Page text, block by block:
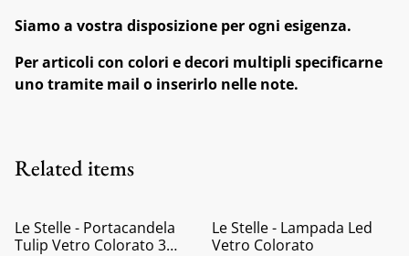
Siamo a vostra disposizione per ogni esigenza.
Per articoli con colori e decori multipli specificarne
uno tramite mail o inserirlo nelle note.
Related items
Le Stelle - Portacandela
Tulip Vetro Colorato 3
Le Stelle - Lampada Led
Vetro Colorato